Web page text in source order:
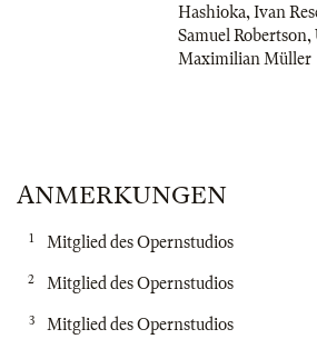
Hashioka,Ivan
Samuel Robertson,
Maximilian Müller
ANMERKUNGEN
1 Mitglied des Opernstudios
2 Mitglied des Opernstudios
3 Mitglied des Opernstudios